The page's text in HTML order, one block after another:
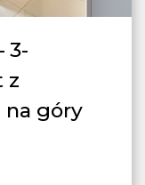
3-
z
góry